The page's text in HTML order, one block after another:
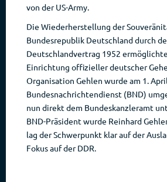
von der US-Army.
Die Wiederherstellung der
Bundesrepublik Deutschland durch
Deutschlandvertrag 1952
Einrichtung offizieller deutscher
Organisation Gehlen wurde am 1.
Bundesnachrichtendienst (BND)
nun direkt dem Bundeskanzleramt
BND-Präsident wurde Reinhard
lag der Schwerpunkt klar auf der
Fokus auf der DDR.